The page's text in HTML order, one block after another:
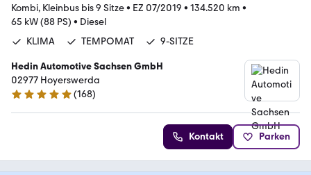
Kombi, Kleinbus bis 9 Sitze• EZ 07/2019 • 134.520 km •
65 kW (88 PS) • Diesel
KLIMA
TEMPOMAT 9-SITZE
Hedin Automotive Sachsen GmbH
02977 Hoyerswerda
4.8 Sterne
(168)
Kontakt Parken